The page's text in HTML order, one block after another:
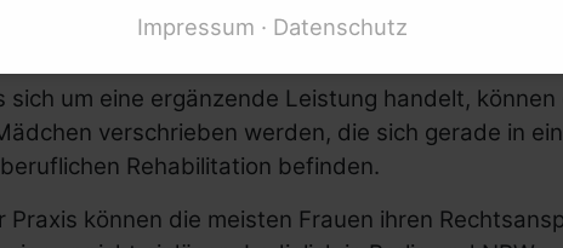
und Übungen zur Stärkung des
sich um eine ergänzende Leistung handelt,
verschrieben werden, die sich gerade in
Rehabilitation befinden.
Praxis können die meisten Frauen ihren
Impressum
Datenschutz